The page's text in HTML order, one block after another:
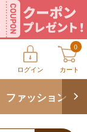
ログイン
0
カート
ファッション